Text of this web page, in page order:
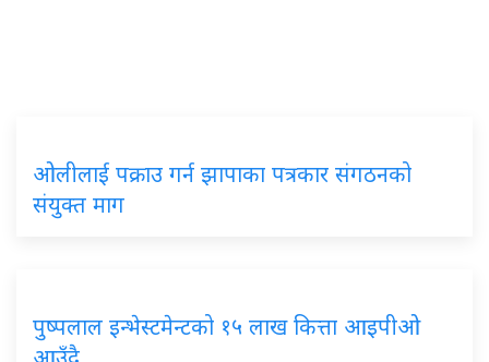
ओलीलाई पक्राउ गर्न झापाका पत्रकार संगठनको
संयुक्त माग
पुष्पलाल इन्भेस्टमेन्टको १५ लाख कित्ता आइपीओ